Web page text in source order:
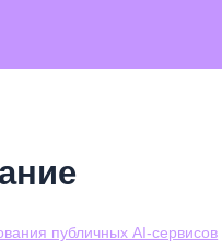
публичных AI-сервисов